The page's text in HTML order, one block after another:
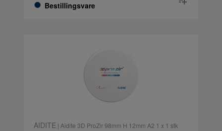
Bestillingsvare
AIDITE | Aidite 3D ProZir 98mm H 12mm A2 1 x 1 stk